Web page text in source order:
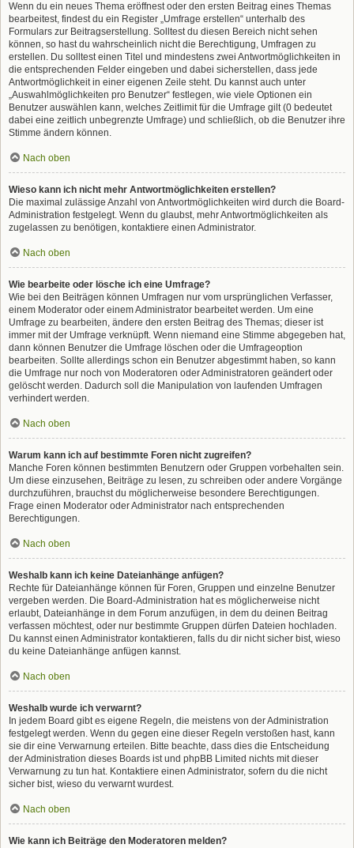
Wenn du ein neues Thema eröffnest oder den ersten Beitrag eines Themas
bearbeitest, findest du ein Register „Umfrage erstellen“ unterhalb des
Formulars zur Beitragserstellung. Solltest du diesen Bereich nicht sehen
können, so hast du wahrscheinlich nicht die Berechtigung, Umfragen zu
erstellen. Du solltest einen Titel und mindestens zwei Antwortmöglichkeiten in
die entsprechenden Felder eingeben und dabei sicherstellen, dass jede
Antwortmöglichkeit in einer eigenen Zeile steht. Du kannst auch unter
„Auswahlmöglichkeiten pro Benutzer“ festlegen, wie viele Optionen ein
Benutzer auswählen kann, welches Zeitlimit für die Umfrage gilt (0 bedeutet
dabei eine zeitlich unbegrenzte Umfrage) und schließlich, ob die Benutzer ihre
Stimme ändern können.
Nach oben
Wieso kann ich nicht mehr Antwortmöglichkeiten erstellen?
Die maximal zulässige Anzahl von Antwortmöglichkeiten wird durch die Board-
Administration festgelegt. Wenn du glaubst, mehr Antwortmöglichkeiten als
zugelassen zu benötigen, kontaktiere einen Administrator.
Nach oben
Wie bearbeite oder lösche ich eine Umfrage?
Wie bei den Beiträgen können Umfragen nur vom ursprünglichen Verfasser,
einem Moderator oder einem Administrator bearbeitet werden. Um eine
Umfrage zu bearbeiten, ändere den ersten Beitrag des Themas; dieser ist
immer mit der Umfrage verknüpft. Wenn niemand eine Stimme abgegeben hat,
dann können Benutzer die Umfrage löschen oder die Umfrageoption
bearbeiten. Sollte allerdings schon ein Benutzer abgestimmt haben, so kann
die Umfrage nur noch von Moderatoren oder Administratoren geändert oder
gelöscht werden. Dadurch soll die Manipulation von laufenden Umfragen
verhindert werden.
Nach oben
Warum kann ich auf bestimmte Foren nicht zugreifen?
Manche Foren können bestimmten Benutzern oder Gruppen vorbehalten sein.
Um diese einzusehen, Beiträge zu lesen, zu schreiben oder andere Vorgänge
durchzuführen, brauchst du möglicherweise besondere Berechtigungen.
Frage einen Moderator oder Administrator nach entsprechenden
Berechtigungen.
Nach oben
Weshalb kann ich keine Dateianhänge anfügen?
Rechte für Dateianhänge können für Foren, Gruppen und einzelne Benutzer
vergeben werden. Die Board-Administration hat es möglicherweise nicht
erlaubt, Dateianhänge in dem Forum anzufügen, in dem du deinen Beitrag
verfassen möchtest, oder nur bestimmte Gruppen dürfen Dateien hochladen.
Du kannst einen Administrator kontaktieren, falls du dir nicht sicher bist, wieso
du keine Dateianhänge anfügen kannst.
Nach oben
Weshalb wurde ich verwarnt?
In jedem Board gibt es eigene Regeln, die meistens von der Administration
festgelegt werden. Wenn du gegen eine dieser Regeln verstoßen hast, kann
sie dir eine Verwarnung erteilen. Bitte beachte, dass dies die Entscheidung
der Administration dieses Boards ist und phpBB Limited nichts mit dieser
Verwarnung zu tun hat. Kontaktiere einen Administrator, sofern du die nicht
sicher bist, wieso du verwarnt wurdest.
Nach oben
Wie kann ich Beiträge den Moderatoren melden?